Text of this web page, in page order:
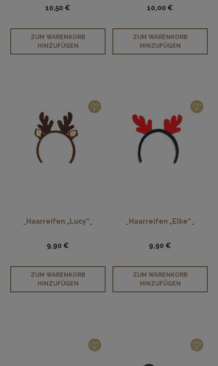
10,50 €
ZUM WARENKORB
HINZUFÜGEN
10,00 €
ZUM WARENKORB
HINZUFÜGEN
_Haarreifen „Lucy“_
9,90 €
ZUM WARENKORB
HINZUFÜGEN
_Haarreifen „Elke“_
9,90 €
ZUM WARENKORB
HINZUFÜGEN